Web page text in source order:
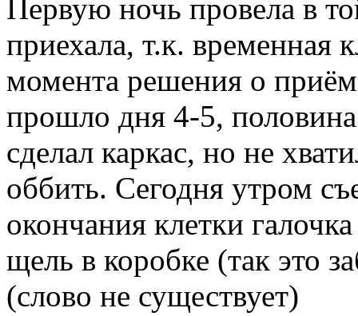
Первую ночь провела в
приехала, т.к. временная
момента решения о
прошло дня 4-5,
сделал каркас, но не
оббить. Сегодня утром
окончания клетки
щель в коробке (так это
(слово не существует)